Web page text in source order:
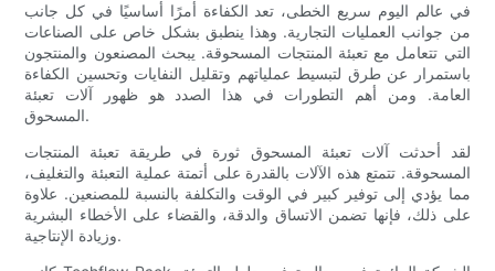
في عالم اليوم سريع الخطى، تعد الكفاءة أمرًا أساسيًا في كل جانب
من جوانب العمليات التجارية. وهذا ينطبق بشكل خاص على الصناعات
التي تتعامل مع تعبئة المنتجات المسحوقة. يبحث المصنعون والمنتجون
باستمرار عن طرق لتبسيط عملياتهم وتقليل النفايات وتحسين الكفاءة
العامة. ومن أهم التطورات في هذا الصدد هو ظهور آلات تعبئة
المسحوق.
لقد أحدثت آلات تعبئة المسحوق ثورة في طريقة تعبئة المنتجات
المسحوقة. تتمتع هذه الآلات بالقدرة على أتمتة عملية التعبئة والتغليف،
مما يؤدي إلى توفير كبير في الوقت والتكلفة بالنسبة للمصنعين. علاوة
على ذلك، فإنها تضمن الاتساق والدقة، والقضاء على الأخطاء البشرية
وزيادة الإنتاجية.